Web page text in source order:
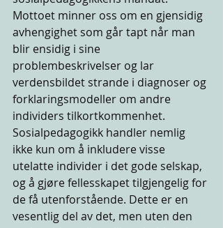
Mottoet minner oss om en gjensidig
avhengighet som går tapt når man
blir ensidig i sine
problembeskrivelser og lar
verdensbildet strande i diagnoser og
forklaringsmodeller om andre
individers tilkortkommenhet.
Sosialpedagogikk handler nemlig
ikke kun om å inkludere visse
utelatte individer i det gode selskap,
og å gjøre fellesskapet tilgjengelig for
de få utenforstående. Dette er en
vesentlig del av det, men uten den